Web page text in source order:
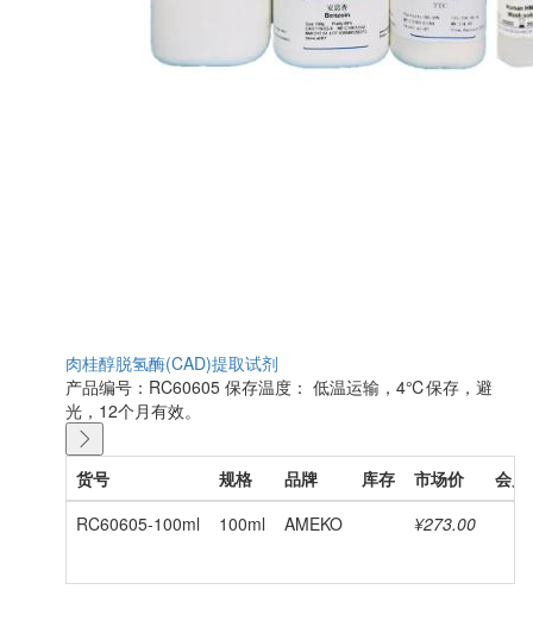
肉桂醇脱氢酶(CAD)提取试剂
产品编号：RC60605 保存温度： 低温运输，4℃保存，避
光，12个月有效。
货号 规格 品牌 库存 市场价
会员
RC60605-100ml
100ml AMEKO ¥273.00